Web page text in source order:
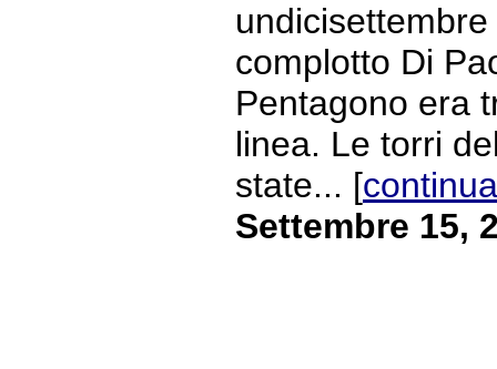
complotto Di
Pentagono era
linea. Le torri
state... [
Settembre 15,